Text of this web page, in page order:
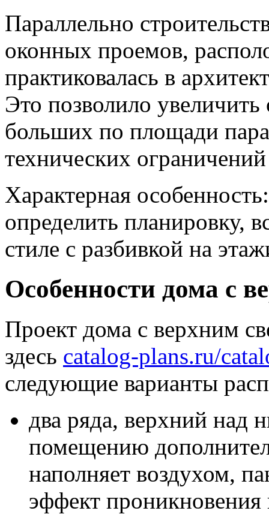
Параллельно
оконных проемов,
практиковалась в
Это позволило
больших по площади
технических
Характерная
определить планировку,
стиле с разбивкой на
Особенности дома с
Проект дома с верхним
здесь catalog-plans.ru/
следующие варианты
два ряда, верхний над
помещению
наполняет воздухом,
эффект